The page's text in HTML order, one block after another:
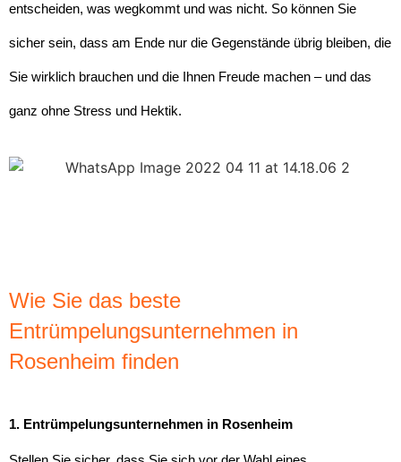
entscheiden, was wegkommt und was nicht. So können Sie
sicher sein, dass am Ende nur die Gegenstände übrig bleiben, die
Sie wirklich brauchen und die Ihnen Freude machen – und das
ganz ohne Stress und Hektik.
Wie Sie das beste
Entrümpelungsunternehmen in
Rosenheim finden
1. Entrümpelungsunternehmen in Rosenheim